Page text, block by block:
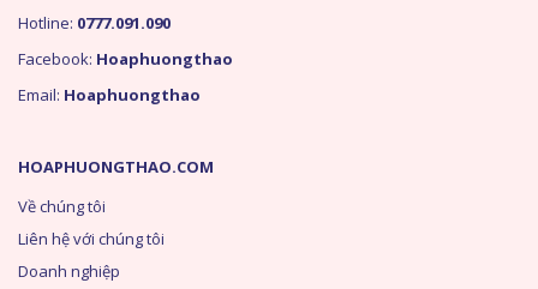
HOAPHUONGTHAO.COM
Về chúng tôi
Liên hệ với chúng tôi
Doanh nghiệp
Hotline: 0777.091.090
Facebook: Hoaphuongthao
Email: Hoaphuongthao